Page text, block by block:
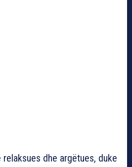
dhe argëtues, duke